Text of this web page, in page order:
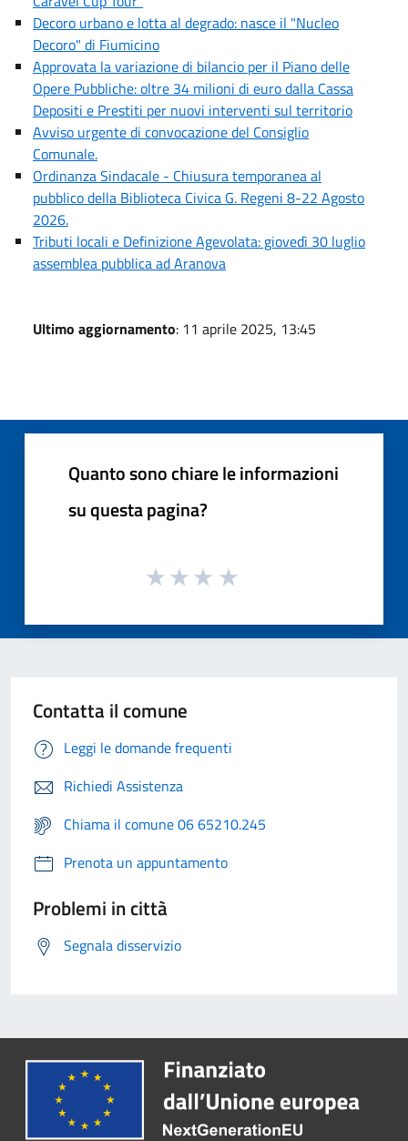
Decoro urbano e lotta al degrado: nasce il "Nucleo
Decoro" di Fiumicino
Approvata la variazione di bilancio per il Piano delle
Opere Pubbliche: oltre 34 milioni di euro dalla Cassa
Depositi e Prestiti per nuovi interventi sul territorio
Avviso urgente di convocazione del Consiglio
Comunale.
Ordinanza Sindacale - Chiusura temporanea al
pubblico della Biblioteca Civica G. Regeni 8-22 Agosto
2026.
Tributi locali e Definizione Agevolata: giovedì 30 luglio
assemblea pubblica ad Aranova
Ultimo aggiornamento: 11 aprile 2025, 13:45
Quanto sono chiare le informazioni
su questa pagina?
Contatta il comune
Leggi le domande frequenti
Richiedi Assistenza
Chiama il comune 06 65210.245
Prenota un appuntamento
Problemi in città
Segnala disservizio